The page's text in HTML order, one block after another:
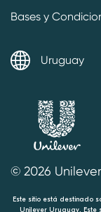
Bases y
Uruguay
© 2026 Unilever
Este sitio está destinado
Unilever Uruguay. Este